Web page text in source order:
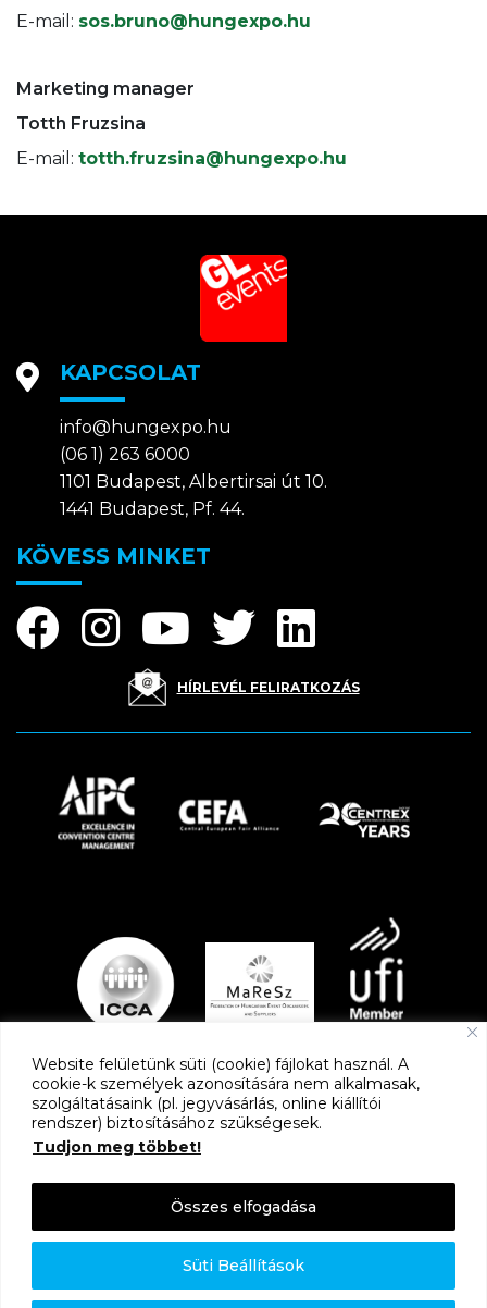
Website felületünk süti (cookie) fájlokat használ. A
cookie-k személyek azonosítására nem alkalmasak,
szolgáltatásaink (pl. jegyvásárlás, online kiállítói
rendszer) biztosításához szükségesek.
Tudjon meg többet!
Süti Beállítások
Összes elfogadása
E-mail: sos.bruno@hungexpo.hu
Marketing manager
Totth Fruzsina
E-mail: totth.fruzsina@hungexpo.hu
KAPCSOLAT
info@hungexpo.hu
(06 1) 263 6000
1101 Budapest, Albertirsai út 10.
1441 Budapest, Pf. 44.
KÖVESS MINKET
HÍRLEVÉL FELIRATKOZÁS
PARTNEREK